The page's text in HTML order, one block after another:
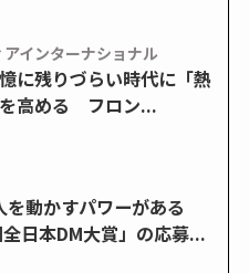
アインターナショナル
に残りづらい時代に「熱
高める フロン...
を動かすパワーがある
全日本DM大賞」の応募...